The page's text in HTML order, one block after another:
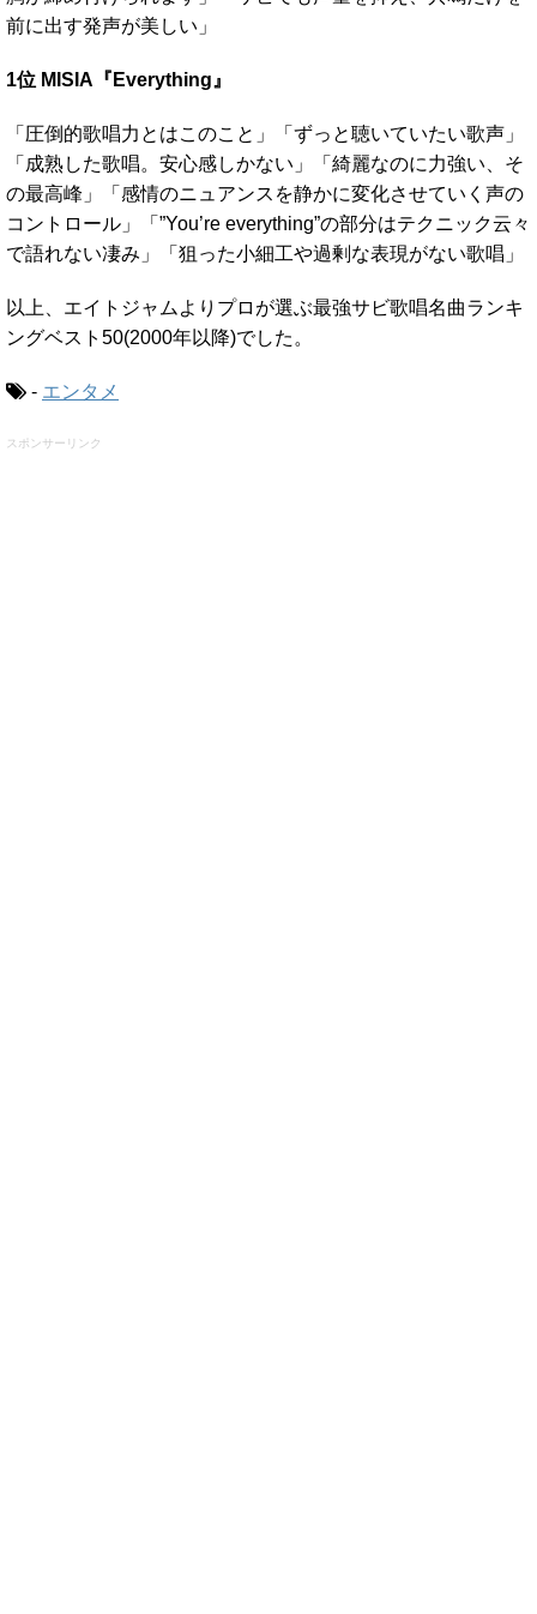
前に出す発声が美しい」
1位 MISIA『Everything』
「圧倒的歌唱力とはこのこと」「ずっと聴いていたい歌声」
「成熟した歌唱。安心感しかない」「綺麗なのに力強い、そ
の最高峰」「感情のニュアンスを静かに変化させていく声の
コントロール」「”You’re everything”の部分はテクニック云々
で語れない凄み」「狙った小細工や過剰な表現がない歌唱」
以上、エイトジャムよりプロが選ぶ最強サビ歌唱名曲ランキ
ングベスト50(2000年以降)でした。
- エンタメ
スポンサーリンク